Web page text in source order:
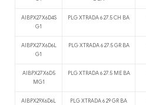
AIBPX27X6D4S
G1
PLG XTRADA 6 27.5 CH BA
AIBPX27X6D6L
G1
PLG XTRADA 6 27.5 GR BA
AIBPX27X6D5
MG1
PLG XTRADA 6 27.5 ME BA
AIBPX29X6D6L
PLG XTRADA 6 29 GR BA